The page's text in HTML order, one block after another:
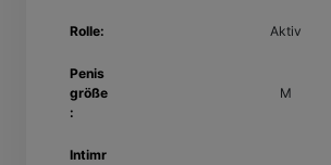
Rolle: Aktiv
Penis
größe
:
M
Intimr